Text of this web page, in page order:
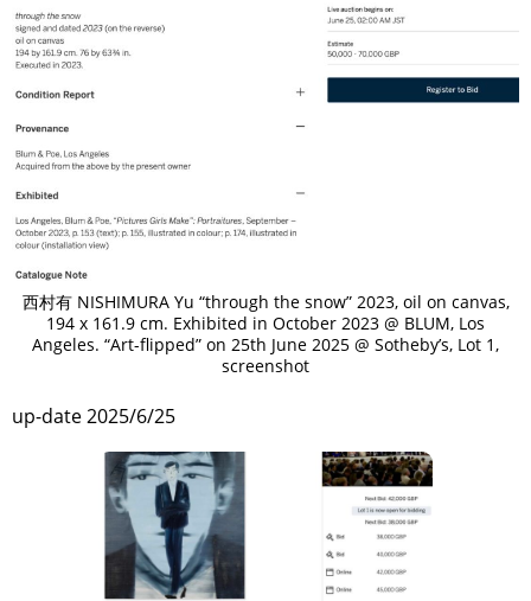
西村有 NISHIMURA Yu “through the snow” 2023, oil on canvas,
194 x 161.9 cm. Exhibited in October 2023 @ BLUM, Los
Angeles. “Art-flipped” on 25th June 2025 @ Sotheby’s, Lot 1,
screenshot
up-date 2025/6/25